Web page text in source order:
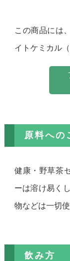
この商品には
イトケミカル
原料への
健康・野草茶
ーは溶け易く
物などは一切
飲み方